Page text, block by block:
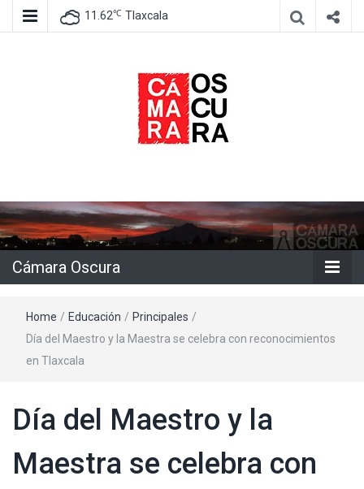
11.62℃ Tlaxcala
Cámara
Oscura
Cámara Oscura
Home / Educación / Principales /
Día del Maestro y la Maestra se celebra con reconocimientos
en Tlaxcala
Día del Maestro y la
Maestra se celebra con